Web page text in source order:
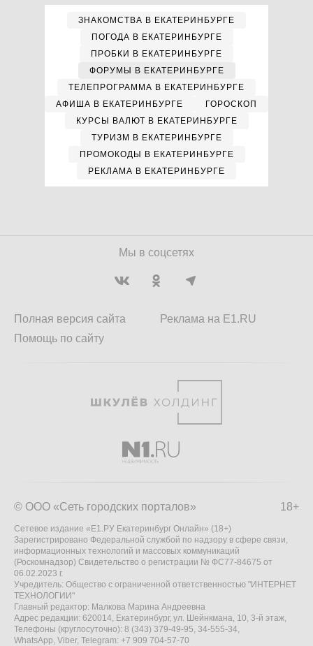
ЗНАКОМСТВА В ЕКАТЕРИНБУРГЕ
ПОГОДА В ЕКАТЕРИНБУРГЕ
ПРОБКИ В ЕКАТЕРИНБУРГЕ
ФОРУМЫ В ЕКАТЕРИНБУРГЕ
ТЕЛЕПРОГРАММА В ЕКАТЕРИНБУРГЕ
АФИША В ЕКАТЕРИНБУРГЕ
ГОРОСКОП
КУРСЫ ВАЛЮТ В ЕКАТЕРИНБУРГЕ
ТУРИЗМ В ЕКАТЕРИНБУРГЕ
ПРОМОКОДЫ В ЕКАТЕРИНБУРГЕ
РЕКЛАМА В ЕКАТЕРИНБУРГЕ
Мы в соцсетях
Полная версия сайта
Помощь по сайту
Реклама на E1.RU
18+
© ООО «Сеть городских порталов»
Сетевое издание «Е1.РУ Екатеринбург Онлайн» (18+)
Зарегистрировано Федеральной службой по надзору в сфере связи,
информационных технологий и массовых коммуникаций
(Роскомнадзор) Свидетельство о регистрации № ФС77-84675 от
06.02.2023 г.
Учредитель: Общество с ограниченной ответственностью "ИНТЕРНЕТ
ТЕХНОЛОГИИ"
Главный редактор: Малкова Марина Андреевна
Адрес редакции: 620014, Екатеринбург, ул. Шейнкмана, 10, 3-й этаж,
Телефоны (круглосуточно): 8 (343) 379-49-95, 34-555-34,
WhatsApp, Viber, Telegram: +7 909 704-57-70